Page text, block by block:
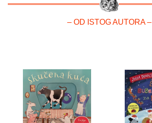
– OD ISTOG AUTORA –